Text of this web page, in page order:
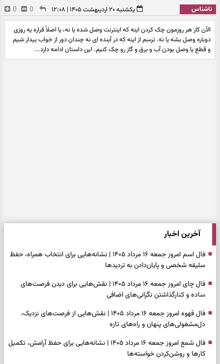
ناشناس یکشنبه ۲۰ اردیبهشت ۱۴۰۵ | ۱۲:۰۸ 0
0
الآن کار هر روزمون چک‌ کردن اینه که اینترنت وصل شده یا نه، یا اصلاً قراره یه روزی
دوباره وصل بشه یا نه. ترسم از اینه که در آینده ای نه چندان دور از خواب بیدار شیم
و قطع یا وصل بودن آب و برق و گاز رو چک کنیم. این داستان ادامه دارد...
آخرین اخبار
فال اسم امروز جمعه ۱۶ مرداد ۱۴۰۵ | نشانه‌هایی برای انتخاب همراه، حفظ
سلیقه شخصی و پایان‌دادن به تردیدها
فال چای امروز جمعه ۱۶ مرداد ۱۴۰۵ | نقش‌هایی برای دیدن فرصت‌های
ساده و کنارگذاشتن نگرانی‌های اضافی
فال قهوه امروز جمعه ۱۶ مرداد ۱۴۰۵ | نقش‌هایی از فرصت‌های نزدیک،
دل‌مشغولی‌های پنهان و راه‌های تازه
فال شمع امروز جمعه ۱۶ مرداد ۱۴۰۵ | نشانه‌هایی برای حفظ آرامش، تکمیل
کارها و روشن‌کردن خواسته‌ها